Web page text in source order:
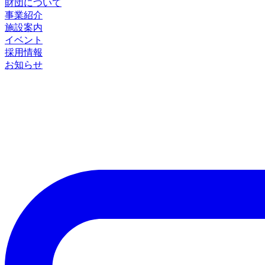
財団について
事業紹介
施設案内
イベント
採用情報
お知らせ